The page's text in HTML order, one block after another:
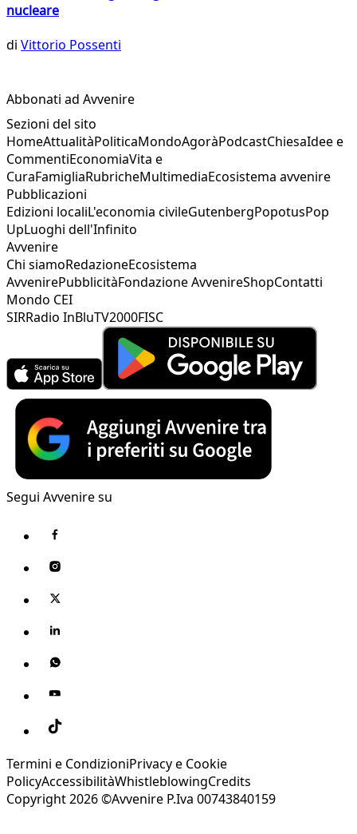
nucleare
di Vittorio Possenti
Abbonati ad Avvenire
Sezioni del sito
HomeAttualitàPoliticaMondoAgoràPodcastChiesaIdee e
CommentiEconomiaVita e
CuraFamigliaRubricheMultimediaEcosistema avvenire
Pubblicazioni
Edizioni localiL'economia civileGutenbergPopotusPop
UpLuoghi dell'Infinito
Avvenire
Chi siamoRedazioneEcosistema
AvvenirePubblicitàFondazione AvvenireShopContatti
Mondo CEI
SIRRadio InBluTV2000FISC
Segui Avvenire su
Termini e CondizioniPrivacy e Cookie
PolicyAccessibilitàWhistleblowingCredits
Copyright 2026 ©Avvenire P.Iva 00743840159